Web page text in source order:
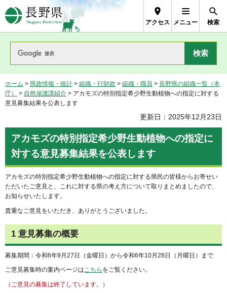
長野県Nagano Prefecture
アクセス メニュー 検索
ホーム > 県政情報・統計 > 組織・行財政 > 組織・職員 > 長野県の組織一覧（本
庁）
> 自然保護課紹介 > アカモズの特別指定希少野生動植物への指定に対する
意見募集結果を公表します
更新日：2025年12月23日
アカモズの特別指定希少野生動植物への指定に
対する意見募集結果を公表します
アカモズの特別指定希少野生動植物への指定に対する県民の皆様からお寄せい
ただいたご意見と、これに対する県の考え方について取りまとめましたので、
お知らせいたします。
貴重なご意見をいただき、ありがとうございました。
1 意見募集の概要
募集期間：令和6年9月27日（金曜日）から令和6年10月28日（月曜日）まで
ご意見募集時の案内ページはこちら をご覧ください。
（ご意見の募集は終了しています。）